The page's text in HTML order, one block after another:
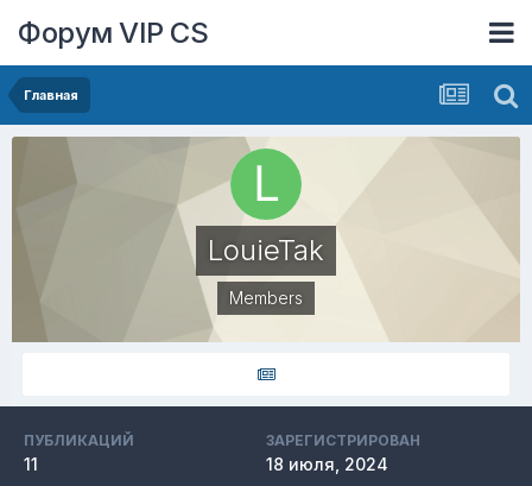
Форум VIP CS
Главная
LouieTak
Members
ПУБЛИКАЦИЙ
11
ЗАРЕГИСТРИРОВАН
18 июля, 2024